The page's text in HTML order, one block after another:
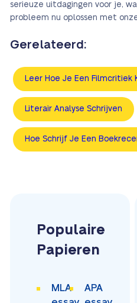
serieuze uitdagingen voor je,
probleem nu oplossen met
Gerelateerd:
Leer Hoe Je Een Filmcritiek
Literair Analyse Schrijven
Hoe Schrijf Je Een
Populaire
Papieren
MLA
APA